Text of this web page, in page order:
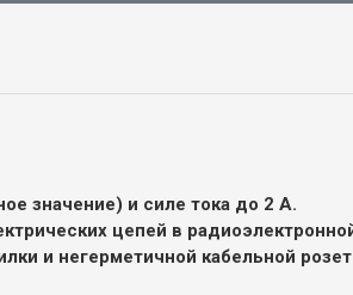
значение) и силе тока до 2 А.
цепей в
и негерметичной кабельной